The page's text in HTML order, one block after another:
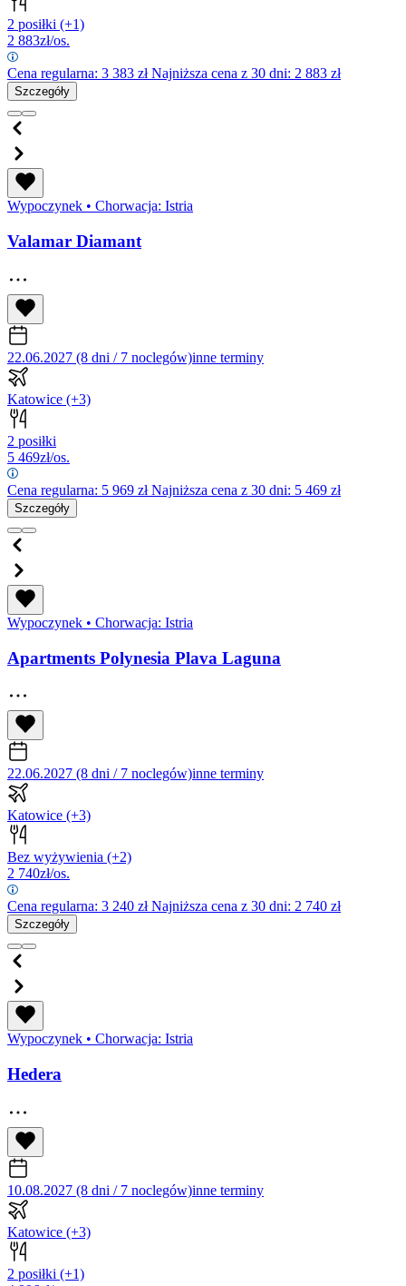
2 posiłki (+1)
2 883zł/os.
Cena regularna: 3 383 złNajniższa cena z 30 dni: 2 883 zł
Szczegóły
Wypoczynek • Chorwacja: Istria
Valamar Diamant
22.06.2027 (8 dni / 7 noclegów)inne terminy
Katowice (+3)
2 posiłki
5 469zł/os.
Cena regularna: 5 969 złNajniższa cena z 30 dni: 5 469 zł
Szczegóły
Wypoczynek • Chorwacja: Istria
Apartments Polynesia Plava Laguna
22.06.2027 (8 dni / 7 noclegów)inne terminy
Katowice (+3)
Bez wyżywienia (+2)
2 740zł/os.
Cena regularna: 3 240 złNajniższa cena z 30 dni: 2 740 zł
Szczegóły
Wypoczynek • Chorwacja: Istria
Hedera
10.08.2027 (8 dni / 7 noclegów)inne terminy
Katowice (+3)
2 posiłki (+1)